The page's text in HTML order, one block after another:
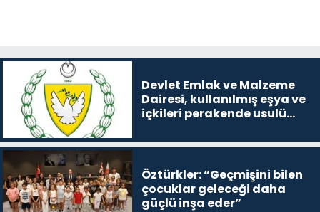
Devlet Emlak ve Malzeme
Dairesi, kullanılmış eşya ve
içkileri perakende usulü
Öztürkler: “Geçmişini bilen
çocuklar geleceği daha
güçlü inşa eder”